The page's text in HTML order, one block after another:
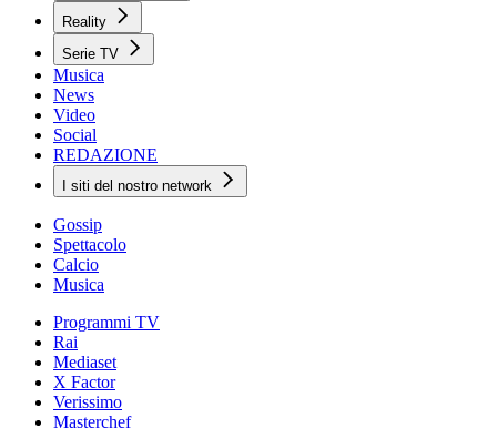
Reality
Serie TV
Musica
News
Video
Social
REDAZIONE
I siti del nostro network
Gossip
Spettacolo
Calcio
Musica
Programmi TV
Rai
Mediaset
X Factor
Verissimo
Masterchef